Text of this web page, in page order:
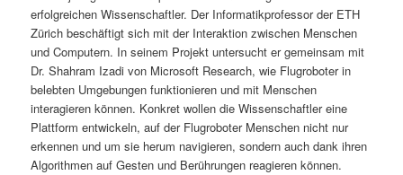
erfolgreichen Wissenschaftler. Der Informatikprofessor der ETH
Zürich beschäftigt sich mit der Interaktion zwischen Menschen
und Computern. In seinem Projekt untersucht er gemeinsam mit
Dr. Shahram Izadi von Microsoft Research, wie Flugroboter in
belebten Umgebungen funktionieren und mit Menschen
interagieren können. Konkret wollen die Wissenschaftler eine
Plattform entwickeln, auf der Flugroboter Menschen nicht nur
erkennen und um sie herum navigieren, sondern auch dank ihren
Algorithmen auf Gesten und Berührungen reagieren können.